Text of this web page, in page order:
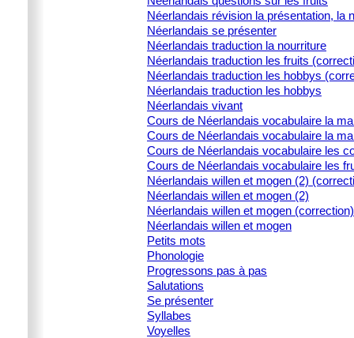
Néerlandais révision la présentation, la
Néerlandais se présenter
Néerlandais traduction la nourriture
Néerlandais traduction les fruits
Néerlandais traduction les hobbys
Néerlandais traduction les hobbys
Néerlandais vivant
Cours de Néerlandais vocabulaire la
Cours de Néerlandais vocabulaire la
Cours de Néerlandais vocabulaire les
Cours de Néerlandais vocabulaire les
Néerlandais willen et mogen (2)
Néerlandais willen et mogen (2)
Néerlandais willen et mogen (correction)
Néerlandais willen et mogen
Petits mots
Phonologie
Progressons pas à pas
Salutations
Se présenter
Syllabes
Voyelles